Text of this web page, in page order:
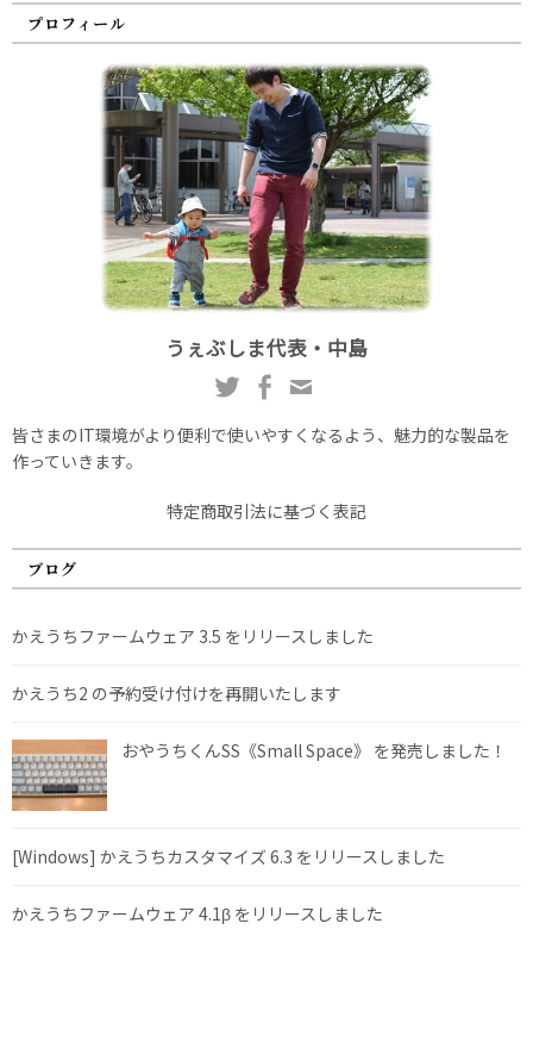
プロフィール
うぇぶしま代表・中島
皆さまのIT環境がより便利で使いやすくなるよう、魅力的な製品を
作っていきます。
特定商取引法に基づく表記
ブログ
かえうちファームウェア 3.5 をリリースしました
かえうち2 の予約受け付けを再開いたします
おやうちくんSS《Small Space》 を発売しました！
[Windows] かえうちカスタマイズ 6.3 をリリースしました
かえうちファームウェア 4.1β をリリースしました